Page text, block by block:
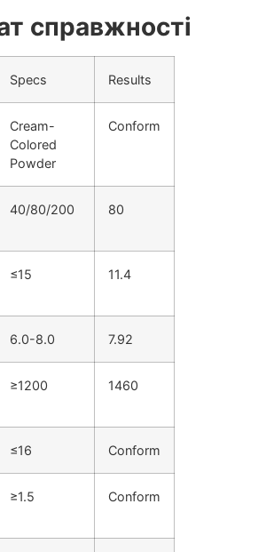
справжності
Specs Results
Cream-
Colored
Powder
Conform
40/80/200 80
≤15 11.4
6.0-8.0 7.92
≥1200 1460
≤16 Conform
≥1.5 Conform